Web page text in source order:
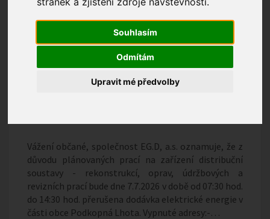
Souhlasím
Odmítám
Upravit mé předvolby
Vážení občané, společnost EG.D, a.s. oznamuje, že z
důvodu plánovaných prací na zařízení distribuční
soustavy - rekonstrukcí, oprav, údržbových a
revizních prací bude dne 7.7.2026 v době od 07:30 hod.
do 14:30 hod. přerušena dodávka elektrické energie v
části obce Podkopná Lhota. Vypnuté adresy:-…